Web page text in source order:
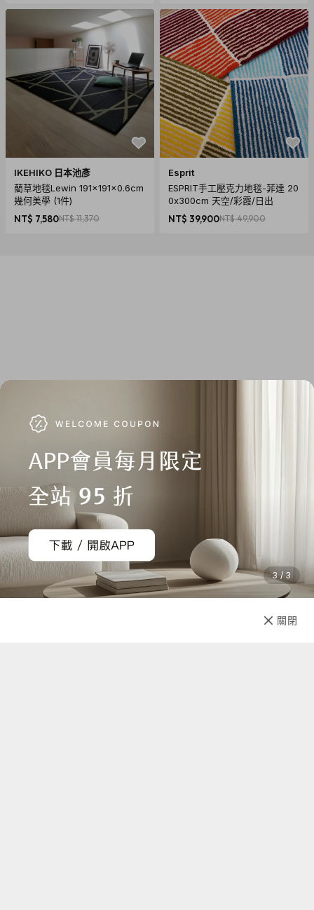
IKEHIKO 日本池彥
藺草地毯Lewin 191x191x0.6cm
幾何美學 (1件)
NT$ 7,580NT$ 11,370
Esprit
ESPRIT手工壓克力地毯-菲達 20
0x300cm 天空/彩霞/日出
NT$ 39,900NT$ 49,900
直接購買
3 / 3
關閉